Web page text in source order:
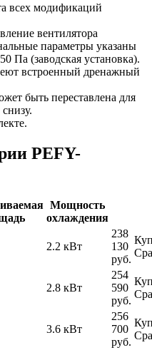
всех модификаций
вентилятора
параметры указаны
Па (заводская установка).
встроенный дренажный
быть переставлена для
PEFY-
Мощность
охлаждения
2.2 кВт
238
130
руб.
2.8 кВт
254
590
руб.
3.6 кВт
256
700
руб.